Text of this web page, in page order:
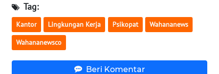
Tag:
Kantor Lingkungan Kerja Psikopat Wahananews
Wahananewsco
Beri Komentar
WN
SERAMBI
WN
JAMBI